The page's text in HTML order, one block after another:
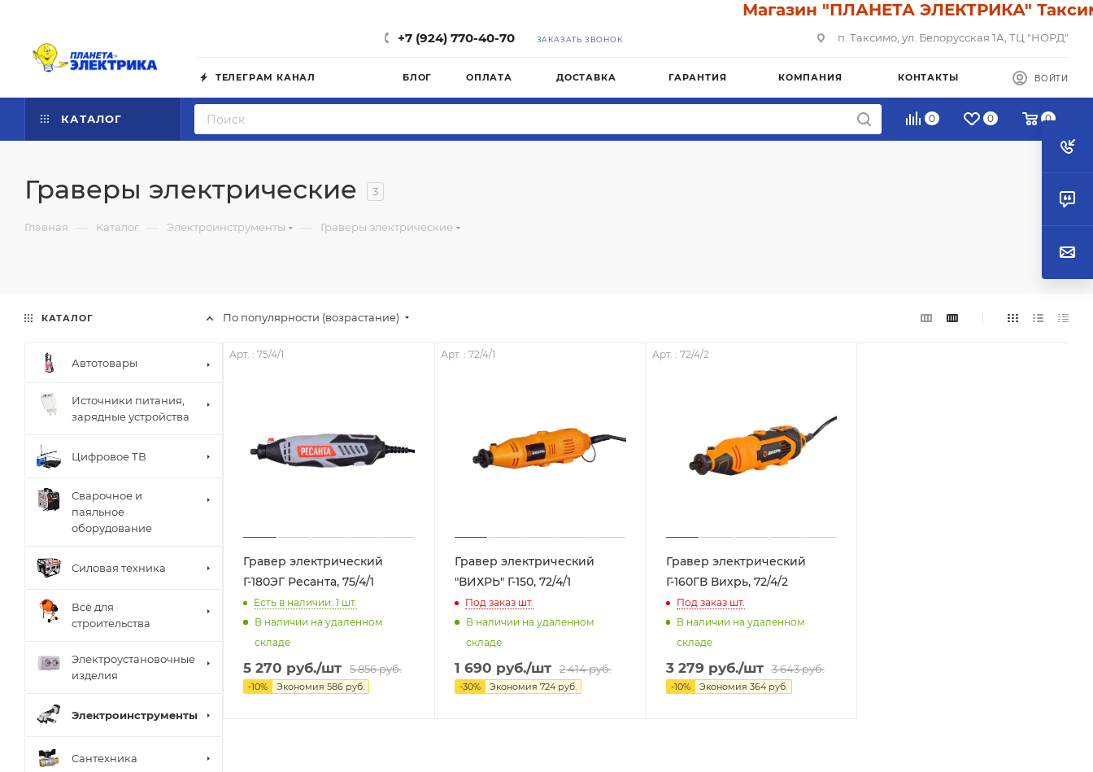
Магазин "ПЛАНЕТА ЭЛЕКТРИКА"
+7 (924) 770-40-70 ЗАКАЗАТЬ ЗВОНОК п. Таксимо, ул. Белорусская 1А, ТЦ "НОРД"
ТЕЛЕГРАМ КАНАЛ БЛОГ ОПЛАТА ДОСТАВКА ГАРАНТИЯ КОМПАНИЯ КОНТАКТЫ ВОЙТИ
КАТАЛОГ 0 0 0
Граверы электрические 3
Главная — Каталог — Электроинструменты — Граверы электрические
По популярности (возрастание)
Арт. : 75/4/1
Гравер электрический
Г-180ЭГ Ресанта, 75/4/1
Есть в наличии: 1 шт.
В наличии на удаленном
складе
5 270 руб./шт 5 856руб.
-10% Экономия 586 руб.
Арт. : 72/4/1
Гравер электрический
"ВИХРЬ" Г-150, 72/4/1
Под заказшт.
В наличии на удаленном
складе
1 690 руб./шт 2 414руб.
-30% Экономия 724руб.
Арт. : 72/4/2
Гравер электрический
Г-160ГВ Вихрь, 72/4/2
Под заказшт.
В наличии на удаленном
складе
3 279 руб./шт 3 643руб.
-10% Экономия 364руб.
КАТАЛОГ
Автотовары
Источники питания,
зарядные устройства
Цифровое ТВ
Сварочное и
паяльное
оборудование
Силовая техника
Всё для
строительства
Электроустановочные
изделия
Электроинструменты
Сантехника